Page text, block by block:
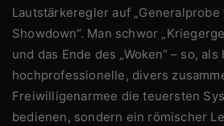
Lautstärkeregler auf
Showdown“. Man schwor
und das Ende des „Woken“ – so,
hochprofessionelle, divers
Freiwilligenarmee die teuersten
bedienen, sondern ein römischer